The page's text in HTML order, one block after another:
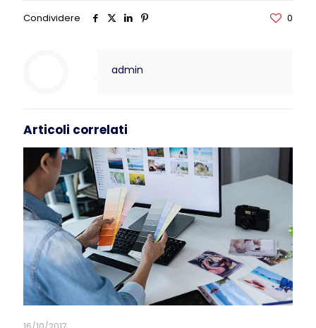
Condividere 0
admin
Articoli correlati